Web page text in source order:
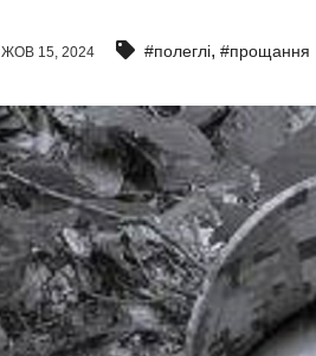
ЖОВ 15, 2024 #полеглі, #прощання